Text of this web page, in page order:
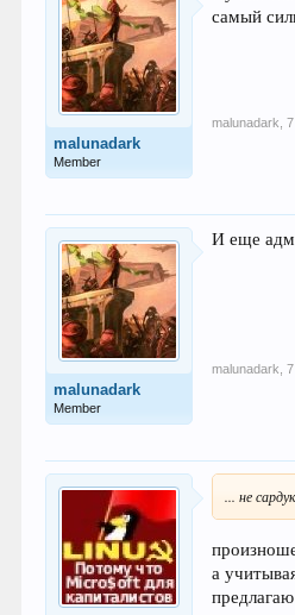
malunadark
Member
самый
malunadark
malunadark
Member
И еще
malunadark
... не
а